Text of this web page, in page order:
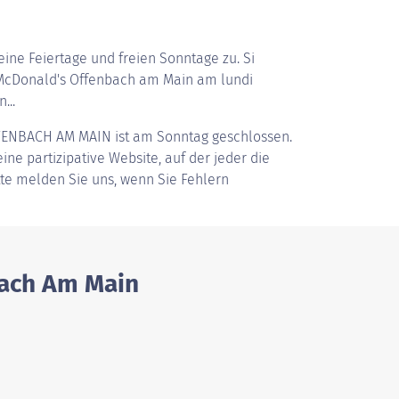
Feiertage und freien Sonntage zu. Si
Offenbach am Main am lundi
AM MAIN ist am Sonntag geschlossen.
partizipative Website, auf der jeder die
melden Sie uns, wenn Sie Fehlern
Am Main